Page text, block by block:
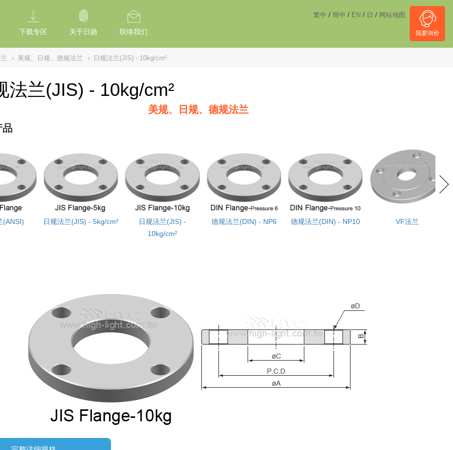
Of Subresource Integrity /*
繁中 / 簡中 / EN / 日 / 网站地图
我要询价
下载专区 关于日扬 联络我们
› 美规、日规、德规法兰 › 日规法兰(JIS) - 10kg/cm²
法兰(JIS) - 10kg/cm²
美规、日规、德规法兰
品
(ANSI) 日规法兰(JIS) - 5kg/cm²
日规法兰(JIS) -
10kg/cm²
德规法兰(DIN) - NP6 德规法兰(DIN) - NP10 VF法兰